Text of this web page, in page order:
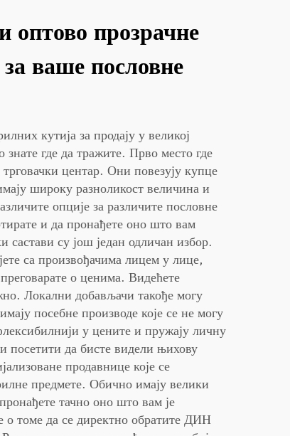
оптово прозрачне
ваше пословне
кутија за продају у великој
где да тражите. Прво место где
центар. Они повезују купце
широку разноликост величина и
опције за различите пословне
и да пронађете оно што вам
састави су још један одличан избор.
са произвођачима лицем у лице,
о ценима. Видећете
Локални добављачи такође могу
посебне производе које се не могу
у цените и пружају личну
посетити да бисте видели њихову
продавнице које се
предмете. Обично имају велики
тачно оно што вам је
о томе да се директно обратите ДИН